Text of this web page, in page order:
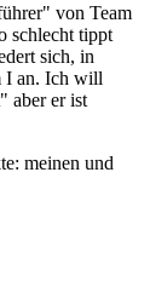
von Team
schlecht tippt
sich, in
I an. Ich will
aber er ist
meinen und